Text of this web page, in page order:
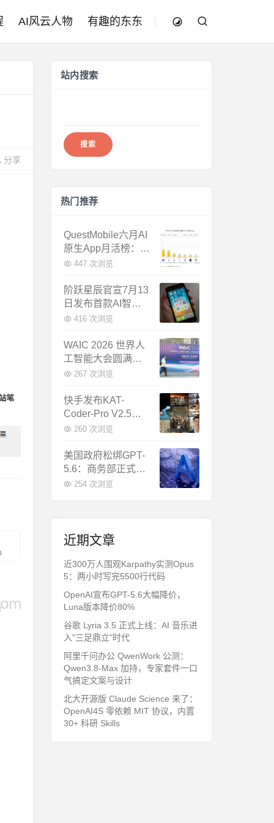
AI风云人物 有趣的东东
分享
站内搜索
热门推荐
QuestMobile六月AI
原生App月活榜：豆
包3.8亿断层第一，
倍
447 次浏览
阶跃星辰官宣7月13
日发布首款AI智能
体终端：大模型公
416 次浏览
WAIC 2026 世界人
工智能大会圆满闭
幕：多项重磅成果
球AI合作新中心
267 次浏览
快手发布KAT-
Coder-Pro V2.5：
首个能端到端跑通
编程模型
260 次浏览
美国政府松绑GPT-
5.6：商务部正式放
行，OpenAI本周全
254 次浏览
近期文章
近300万人围观Karpathy实测Opus
5：两小时写完5500行代码
OpenAI宣布GPT-5.6大幅降价，
Luna版本降价80%
谷歌 Lyria 3.5 正式上线：AI 音乐进
入"三足鼎立"时代
阿里千问办公 QwenWork 公测：
Qwen3.8-Max 加持，专家套件一口
气搞定文案与设计
北大开源版 Claude Science 来了：
OpenAI4S 零依赖 MIT 协议，内置
30+ 科研 Skills